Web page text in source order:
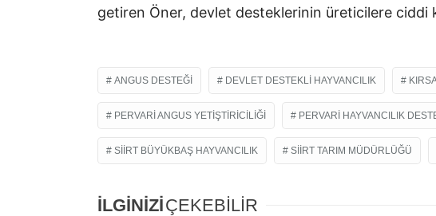
getiren Öner, devlet desteklerinin üreticilere ciddi
ANGUS DESTEĞI DEVLET DESTEKLI HAYVANCILIK
PERVARI ANGUS YETIŞTIRICILIĞI PERVARI HAYVANCILIK
SIIRT BÜYÜKBAŞ HAYVANCILIK SIIRT TARIM MÜDÜRLÜĞÜ
İLGİNİZİÇEKEBİLİR